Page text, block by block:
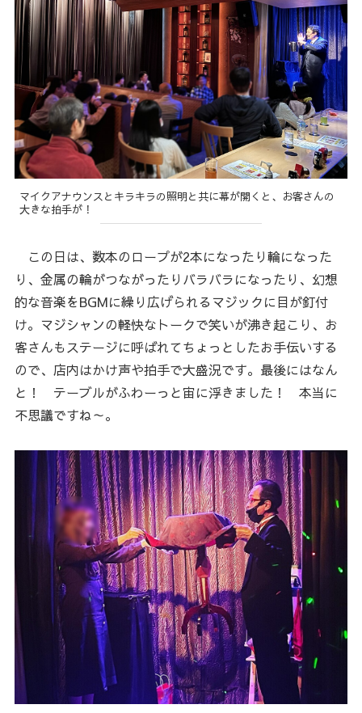
マイクアナウンスとキラキラの照明と共に幕が開くと、お客さんの
大きな拍手が！
この日は、数本のロープが2本になったり輪になった
り、金属の輪がつながったりバラバラになったり、幻想
的な音楽をBGMに繰り広げられるマジックに目が釘付
け。マジシャンの軽快なトークで笑いが沸き起こり、お
客さんもステージに呼ばれてちょっとしたお手伝いする
ので、店内はかけ声や拍手で大盛況です。最後にはなん
と！ テーブルがふわーっと宙に浮きました！ 本当に
不思議ですね～。